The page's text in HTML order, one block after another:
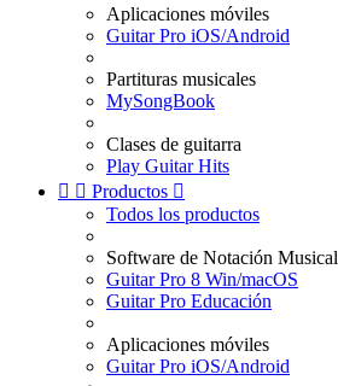
Aplicaciones móviles
Guitar Pro iOS/Android
Partituras musicales
MySongBook
Clases de guitarra
Play Guitar Hits
  Productos 
Todos los productos
Software de Notación Musical
Guitar Pro 8 Win/macOS
Guitar Pro Educación
Aplicaciones móviles
Guitar Pro iOS/Android